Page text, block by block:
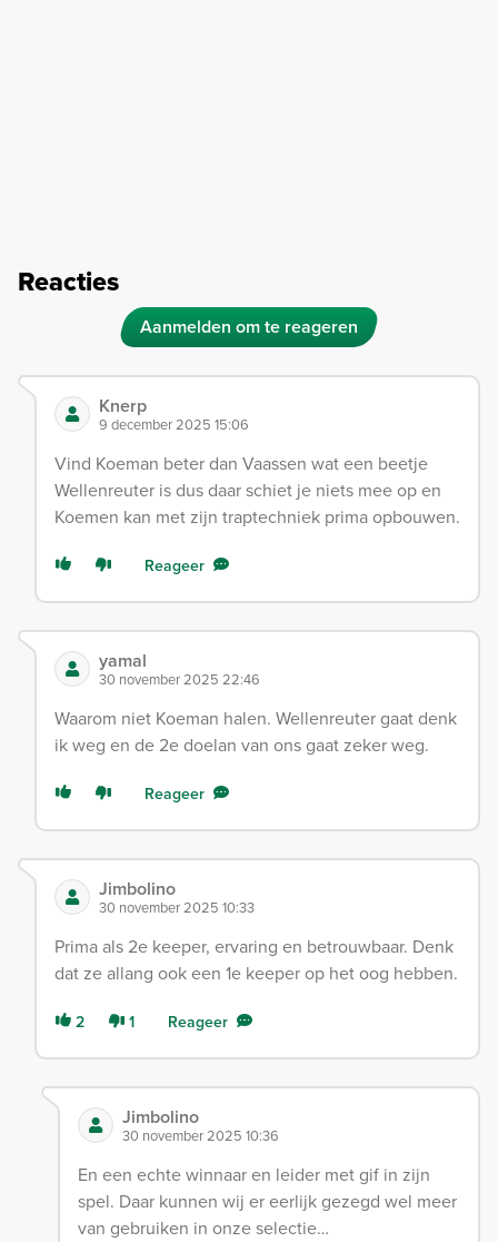
Reacties
Aanmelden om te reageren
Knerp
9 december 2025 15:06
Vind Koeman beter dan Vaassen wat een beetje
Wellenreuter is dus daar schiet je niets mee op en
Koemen kan met zijn traptechniek prima opbouwen.
Reageer
yamal
30 november 2025 22:46
Waarom niet Koeman halen. Wellenreuter gaat denk
ik weg en de 2e doelan van ons gaat zeker weg.
Reageer
Jimbolino
30 november 2025 10:33
Prima als 2e keeper, ervaring en betrouwbaar. Denk
dat ze allang ook een 1e keeper op het oog hebben.
2 1 Reageer
Jimbolino
30 november 2025 10:36
En een echte winnaar en leider met gif in zijn
spel. Daar kunnen wij er eerlijk gezegd wel meer
van gebruiken in onze selectie…